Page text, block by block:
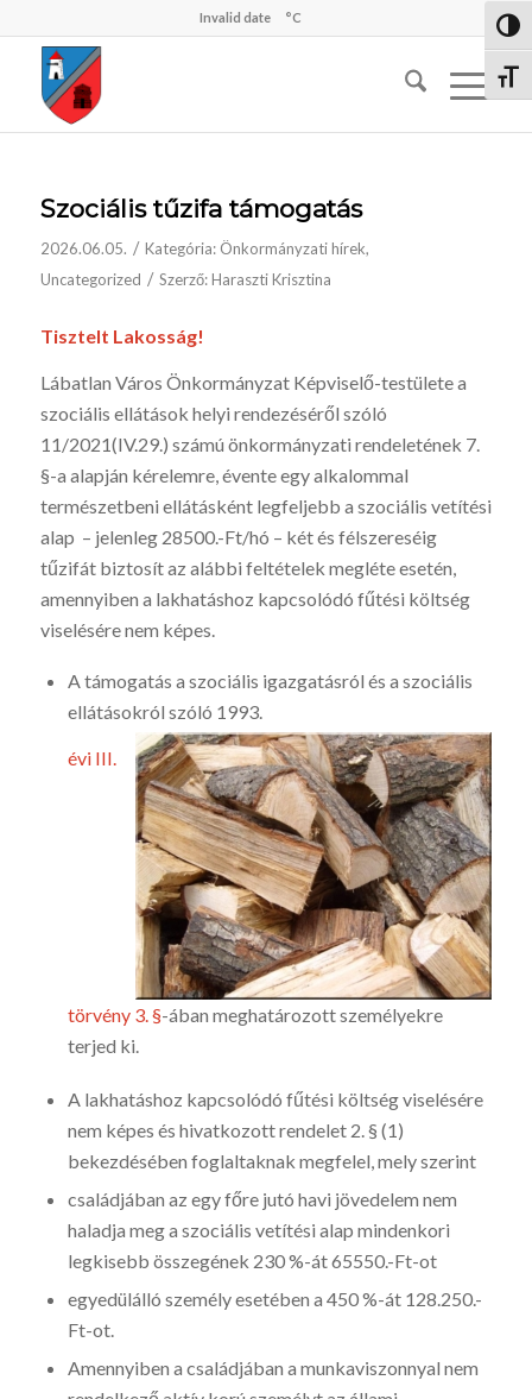
Invalid date °C
Szociális tűzifa támogatás
2026.06.05. / Kategória: Önkormányzati hírek,
Uncategorized / Szerző:Haraszti Krisztina
Tisztelt Lakosság!
Lábatlan Város Önkormányzat Képviselő-testülete a
szociális ellátások helyi rendezéséről szóló
11/2021(IV.29.) számú önkormányzati rendeletének 7.
§-a alapján kérelemre, évente egy alkalommal
természetbeni ellátásként legfeljebb a szociális vetítési
alap – jelenleg 28500.-Ft/hó – két és félszereséig
tűzifát biztosít az alábbi feltételek megléte esetén,
amennyiben a lakhatáshoz kapcsolódó fűtési költség
viselésére nem képes.
A támogatás a szociális igazgatásról és a szociális
ellátásokról szóló 1993.
évi III.
törvény 3. §-ában meghatározott személyekre
terjed ki.
A lakhatáshoz kapcsolódó fűtési költség viselésére
nem képes és hivatkozott rendelet 2. § (1)
bekezdésében foglaltaknak megfelel, mely szerint
családjában az egy főre jutó havi jövedelem nem
haladja meg a szociális vetítési alap mindenkori
legkisebb összegének 230 %-át 65550.-Ft-ot
egyedülálló személy esetében a 450 %-át 128.250.-
Ft-ot.
Amennyiben a családjában a munkaviszonnyal nem